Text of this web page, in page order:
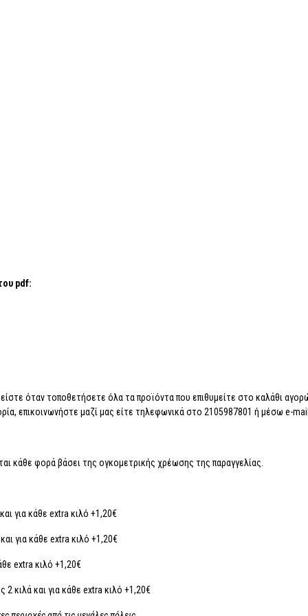
pdf:
όταν τοποθετήσετε όλα τα προϊόντα που επιθυμείτε στο καλάθι
επικοινωνήστε μαζί μας είτε τηλεφωνικά στο 2105987801 ή μέσω e-
κάθε φορά βάσει της ογκομετρικής χρέωσης της παραγγελίας.
για κάθε extra κιλό +1,20€
για κάθε extra κιλό +1,20€
extra κιλό +1,20€
κιλά και για κάθε extra κιλό +1,20€